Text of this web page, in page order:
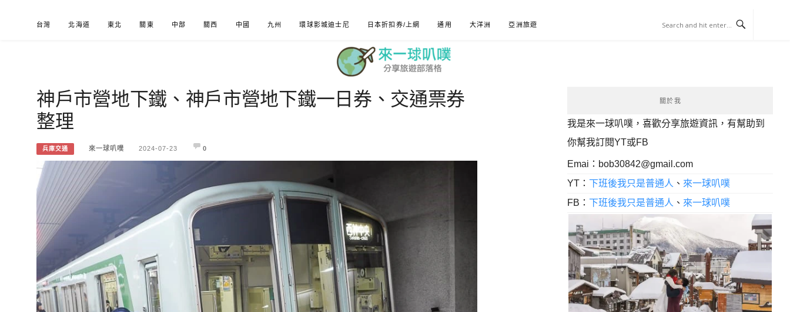
台灣 北海道 東北 關東 中部 關西 中國 九州 環球影城迪士尼 日本折扣券/上網 通用 大洋洲 亞洲旅遊
來一球叭噗
分享日本自助部落格
神戶市營地下鐵、神戶市營地下鐵一日券、交通票券
整理
兵庫交通 來一球叭噗 2024-07-23 0
關於我
我是來一球叭噗，喜歡分享旅遊資訊，有幫助到
你幫我訂閱YT或FB
Emai： bob30842@gmail.com
YT：下班後我只是普通人 、 來一球叭噗
FB：下班後我只是普通人 、 來一球叭噗